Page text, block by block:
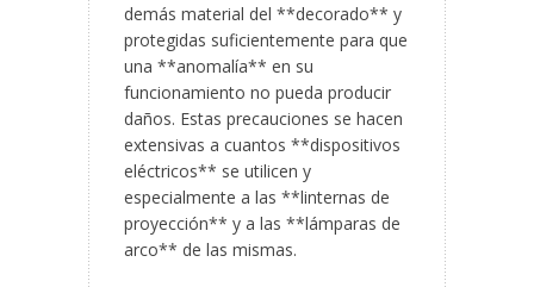
demás material del **decorado** y
protegidas suficientemente para que
una **anomalía** en su
funcionamiento no pueda producir
daños. Estas precauciones se hacen
extensivas a cuantos **dispositivos
eléctricos** se utilicen y
especialmente a las **linternas de
proyección** y a las **lámparas de
arco** de las mismas.